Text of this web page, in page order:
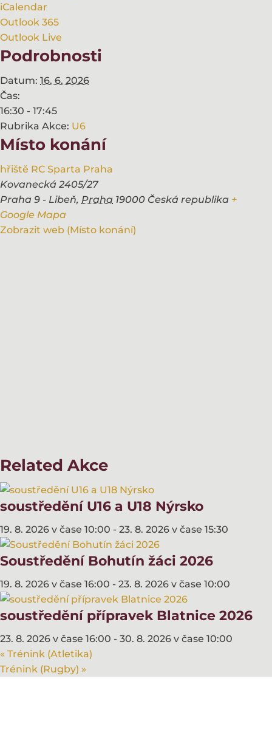
iCalendar
Outlook 365
Outlook Live
Podrobnosti
Datum: 16. 6. 2026
Čas:
16:30 - 17:45
Rubrika Akce: U6
Místo konání
hřiště RC Sparta Praha
Kovanecká 2405/27
Praha 9 - Libeň, Praha 19000 Česká republika +
Google Mapa
Zobrazit web (Místo konání)
Related Akce
soustředění U16 a U18 Nýrsko
19. 8. 2026 v čase 10:00 - 23. 8. 2026 v čase 15:30
Soustředění Bohutín žáci 2026
19. 8. 2026 v čase 16:00 - 23. 8. 2026 v čase 10:00
soustředění přípravek Blatnice 2026
23. 8. 2026 v čase 16:00 - 30. 8. 2026 v čase 10:00
« Trénink (Atletika)
Trénink (Rugby) »